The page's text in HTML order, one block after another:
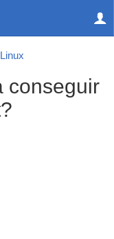
conseguir